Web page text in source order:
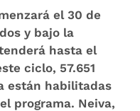
el 30 de
y bajo la
hasta el
ciclo, 57.651
están habilitadas
programa. Neiva,